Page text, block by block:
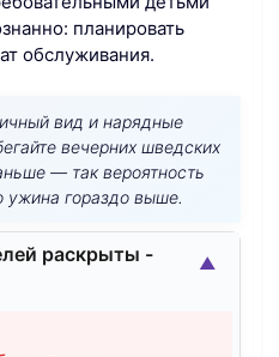
планировать
обслуживания.
вид и нарядные
вечерних шведских
— так вероятность
ужина гораздо выше.
раскрыты -
▲